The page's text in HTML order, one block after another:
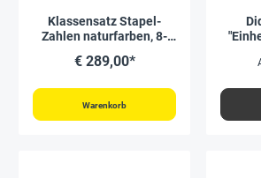
Klassensatz Stapel-
Zahlen naturfarben, 8-
€ 289,00*
Warenkorb